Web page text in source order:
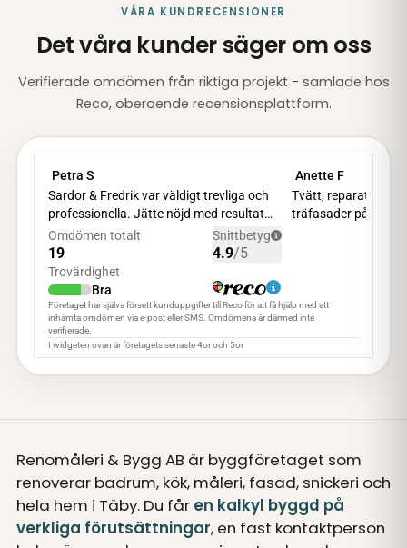
VÅRA KUNDRECENSIONER
Det våra kunder säger om oss
Verifierade omdömen från riktiga projekt - samlade hos
Reco, oberoende recensionsplattform.
Renomåleri & Bygg AB är byggföretaget som
renoverar badrum, kök, måleri, fasad, snickeri och
hela hem i Täby. Du får en kalkyl byggd på
verkliga förutsättningar, en fast kontaktperson